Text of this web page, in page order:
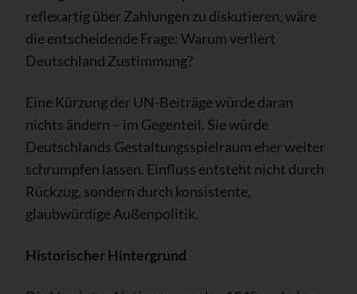
reflexartig über Zahlungen zu diskutieren, wäre
die entscheidende Frage: Warum verliert
Deutschland Zustimmung?
Eine Kürzung der UN-Beiträge würde daran
nichts ändern – im Gegenteil. Sie würde
Deutschlands Gestaltungsspielraum eher weiter
schrumpfen lassen. Einfluss entsteht nicht durch
Rückzug, sondern durch konsistente,
glaubwürdige Außenpolitik.
Historischer Hintergrund